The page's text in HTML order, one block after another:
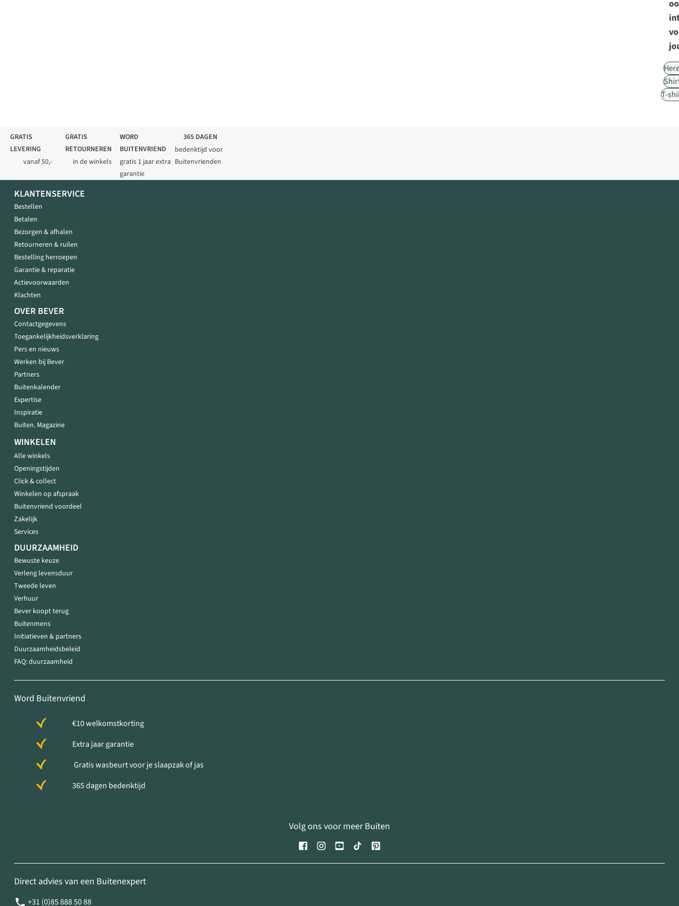
T-
GRATIS
LEVERING
vanaf 50,-
GRATIS
RETOURNEREN
in de winkels
WORD
BUITENVRIEND
gratis 1 jaar extra
garantie
365 DAGEN
bedenktijd voor
Buitenvrienden
KLANTENSERVICE
Bestellen
Betalen
Bezorgen & afhalen
Retourneren & ruilen
Bestelling herroepen
Garantie & reparatie
Actievoorwaarden
Klachten
OVER BEVER
Contactgegevens
Toegankelijkheidsverklaring
Pers en nieuws
Werken bij Bever
Partners
Buitenkalender
Expertise
Inspiratie
Buiten. Magazine
WINKELEN
Alle winkels
Openingstijden
Click & collect
Winkelen op afspraak
Buitenvriend voordeel
Zakelijk
Services
DUURZAAMHEID
Bewuste keuze
Verleng levensduur
Tweede leven
Verhuur
Bever koopt terug
Buitenmens
Initiatieven & partners
Duurzaamheidsbeleid
FAQ: duurzaamheid
Word Buitenvriend
€10 welkomstkorting
Extra jaar garantie
Gratis wasbeurt voor je slaapzak of jas
365 dagen bedenktijd
Volg ons voor meer Buiten
Direct advies van een Buitenexpert
+31 (0)85 888 50 88